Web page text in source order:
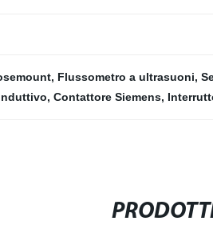
, Flussometro a ultrasuoni,
, Contattore Siemens,